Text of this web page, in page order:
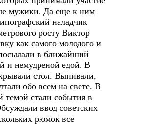
мужики. Да еще к ним
наладчик
росту Виктор
как самого молодого и
в ближайший
и немудреной едой. В
стол. Выпивали,
обо всем на свете. В
темой стали события в
ввод советских
рюмок все